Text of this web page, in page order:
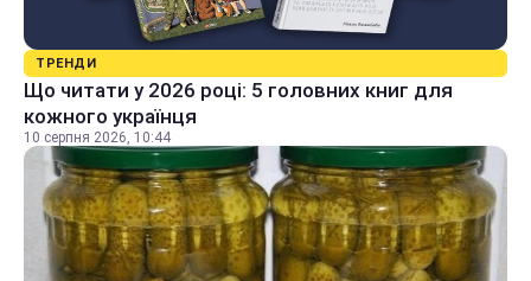
ТРЕНДИ
Що читати у 2026 році: 5 головних книг для
кожного українця
10 серпня 2026, 10:44